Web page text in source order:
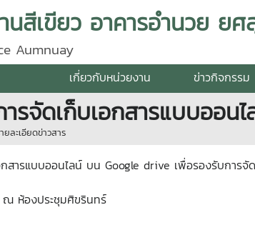
นสีเขียว อาคารอำนวย ยศ
Aumnuay
เกี่ยวกับหน่วยงาน ข่าวกิจกรรม
ารจัดเก็บเอกสารแบบออ
ยละเอียดข่าวสาร
กสารแบบออนไลน์ บน Google drive เพื่อรองรับกา
ณ ห้องประชุมศิขรินทร์